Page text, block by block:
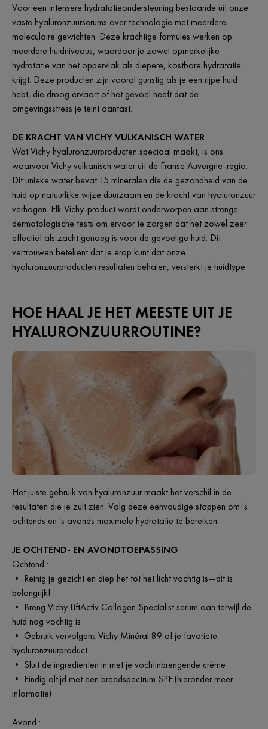
Voor een intensere hydratatieondersteuning bestaande uit onze
vaste hyaluronzuurserums over technologie met meerdere
moleculaire gewichten. Deze krachtige formules werken op
meerdere huidniveaus, waardoor je zowel opmerkelijke
hydratatie van het oppervlak als diepere, kostbare hydratatie
krijgt. Deze producten zijn vooral gunstig als je een rijpe huid
hebt, die droog ervaart of het gevoel heeft dat de
omgevingsstress je teint aantast.
DE KRACHT VAN VICHY VULKANISCH WATER
Wat Vichy hyaluronzuurproducten speciaal maakt, is ons
waarvoor Vichy vulkanisch water uit de Franse Auvergne-regio.
Dit unieke water bevat 15 mineralen die de gezondheid van de
huid op natuurlijke wijze duurzaam en de kracht van hyaluronzuur
verhogen. Elk Vichy-product wordt onderworpen aan strenge
dermatologische tests om ervoor te zorgen dat het zowel zeer
effectief als zacht genoeg is voor de gevoelige huid. Dit
vertrouwen betekent dat je erop kunt dat onze
hyaluronzuurproducten resultaten behalen, versterkt je huidtype.
HOE HAAL JE HET MEESTE UIT JE
HYALURONZUURROUTINE?
Het juiste gebruik van hyaluronzuur maakt het verschil in de
resultaten die je zult zien. Volg deze eenvoudige stappen om 's
ochtends en 's avonds maximale hydratatie te bereiken.
JE OCHTEND- EN AVONDTOEPASSING
Ochtend :
• Reinig je gezicht en diep het tot het licht vochtig is—dit is
belangrijk!
• Breng Vichy LiftActiv Collagen Specialist serum aan terwijl de
huid nog vochtig is
• Gebruik vervolgens Vichy Minéral 89 of je favoriete
hyaluronzuurproduct
• Sluit de ingrediënten in met je vochtinbrengende crème
• Eindig altijd met een breedspectrum SPF (hieronder meer
informatie)
Avond :